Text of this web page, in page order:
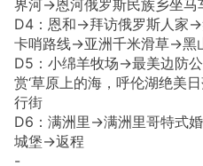
界河→恩河俄罗斯民族乡坐马
D4：恩和→拜访俄罗斯人
卡哨路线→亚洲千米滑草→黑
D5：小绵羊牧场→最美边防
赏‘草原上的海，呼伦湖绝美
行街
D6：满洲里→满洲里哥特式
城堡→返程
-